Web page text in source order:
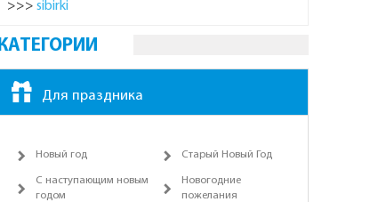
>>> sibirki
КАТЕГОРИИ
Для праздника
Новый год Старый Новый Год
С наступающим новым
годом
Новогодние
пожелания